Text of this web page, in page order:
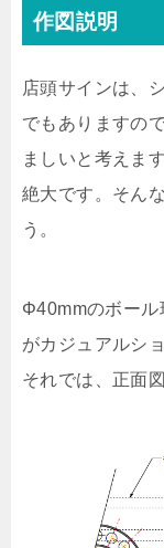
作図説明
店頭サインは、
でもありますの
ましいと考えま
絶大です。そん
う。
Φ40mmのボール
がカジュアルシ
それでは、正面